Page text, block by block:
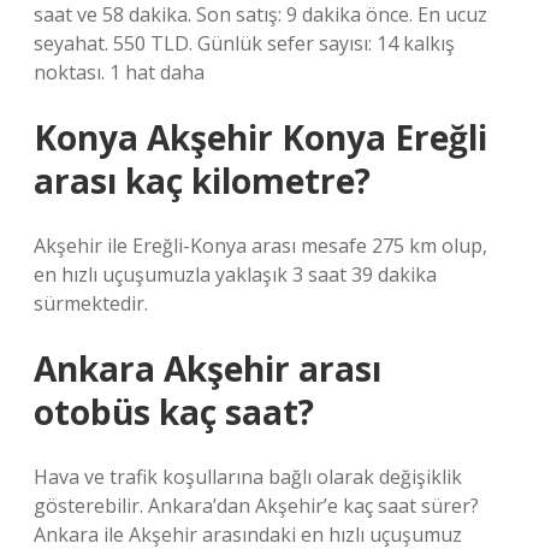
saat ve 58 dakika. Son satış: 9 dakika önce. En ucuz
seyahat. 550 TLD. Günlük sefer sayısı: 14 kalkış
noktası. 1 hat daha
Konya Akşehir Konya Ereğli
arası kaç kilometre?
Akşehir ile Ereğli-Konya arası mesafe 275 km olup,
en hızlı uçuşumuzla yaklaşık 3 saat 39 dakika
sürmektedir.
Ankara Akşehir arası
otobüs kaç saat?
Hava ve trafik koşullarına bağlı olarak değişiklik
gösterebilir. Ankara’dan Akşehir’e kaç saat sürer?
Ankara ile Akşehir arasındaki en hızlı uçuşumuz